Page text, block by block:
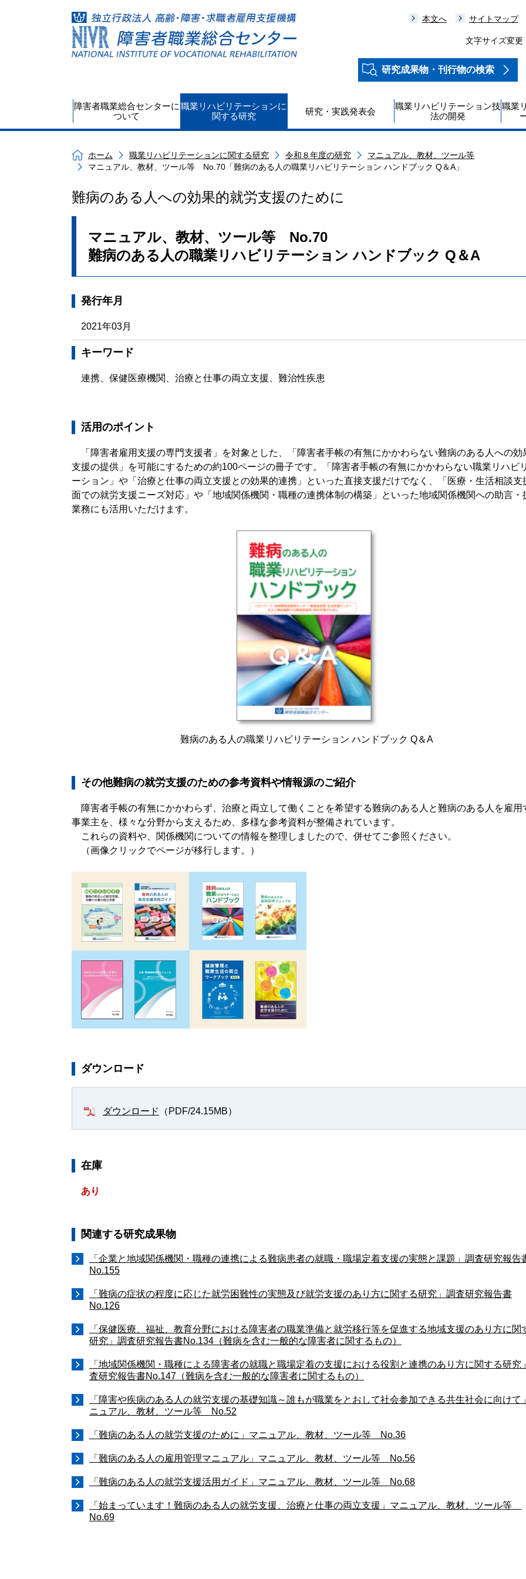
本文へ サイトマップ
文字サイズ変更
研究成果物・刊行物の検索
障害者職業総合センターに
ついて
職業リハビリテーションに
関する研究
研究・実践発表会
職業リハビリテーション技
法の開発
職業
ホーム 職業リハビリテーションに関する研究 令和８年度の研究
マニュアル、教材、ツール等
マニュアル、教材、ツール等 No.70「難病のある人の職業リハビリテーション ハンドブック Q＆A」
難病のある人への効果的就労支援のために
マニュアル、教材、ツール等 No.70
難病のある人の職業リハビリテーション ハンドブック Q＆A
発行年月
2021年03月
キーワード
連携、保健医療機関、治療と仕事の両立支援、難治性疾患
活用のポイント
「障害者雇用支援の専門支援者」を対象とした、「障害者手帳の有無にかかわらない難病のある人への効
支援の提供」を可能にするための約100ページの冊子です。「障害者手帳の有無にかかわらない職業リハビ
ーション」や「治療と仕事の両立支援との効果的連携」といった直接支援だけでなく、「医療・生活相談支
面での就労支援ニーズ対応」や「地域関係機関・職種の連携体制の構築」といった地域関係機関への助言・
業務にも活用いただけます。
難病のある人の職業リハビリテーション ハンドブック Q＆A
その他難病の就労支援のための参考資料や情報源のご紹介
障害者手帳の有無にかかわらず、治療と両立して働くことを希望する難病のある人と難病のある人を雇用
事業主を、様々な分野から支えるため、多様な参考資料が整備されています。
これらの資料や、関係機関についての情報を整理しましたので、併せてご参照ください。
（画像クリックでページが移行します。）
ダウンロード
ダウンロード （PDF/24.15MB）
在庫
あり
関連する研究成果物
「企業と地域関係機関・職種の連携による難病患者の就職・職場定着支援の実態と課題」調査研究報告
No.155
「難病の症状の程度に応じた就労困難性の実態及び就労支援のあり方に関する研究」調査研究報告書
No.126
「保健医療、福祉、教育分野における障害者の職業準備と就労移行等を促進する地域支援のあり方に関
研究」調査研究報告書No.134（難病を含む一般的な障害者に関するもの）
「地域関係機関・職種による障害者の就職と職場定着の支援における役割と連携のあり方に関する研究
査研究報告書No.147（難病を含む一般的な障害者に関するもの）
「障害や疾病のある人の就労支援の基礎知識～誰もが職業をとおして社会参加できる共生社会に向けて
ニュアル、教材、ツール等 No.52
「難病のある人の就労支援のために」マニュアル、教材、ツール等 No.36
「難病のある人の雇用管理マニュアル」マニュアル、教材、ツール等 No.56
「難病のある人の就労支援活用ガイド」マニュアル、教材、ツール等 No.68
「始まっています！難病のある人の就労支援、治療と仕事の両立支援」マニュアル、教材、ツール等
No.69